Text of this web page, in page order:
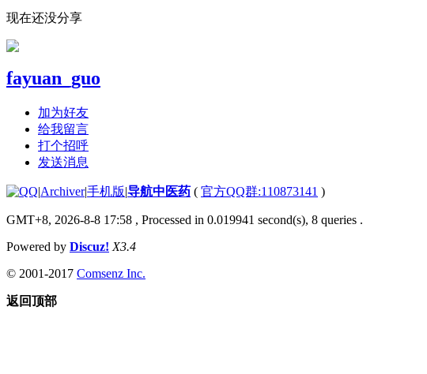
现在还没分享
fayuan_guo
加为好友
给我留言
打个招呼
发送消息
|Archiver|手机版|导航中医药 ( 官方QQ群:110873141 )
GMT+8, 2026-8-8 17:58 , Processed in 0.019941 second(s), 8 queries .
Powered by Discuz! X3.4
© 2001-2017 Comsenz Inc.
返回顶部